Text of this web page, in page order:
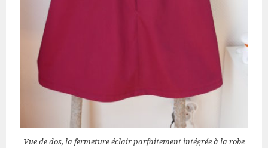
Vue de dos, la fermeture éclair parfaitement intégrée à la robe